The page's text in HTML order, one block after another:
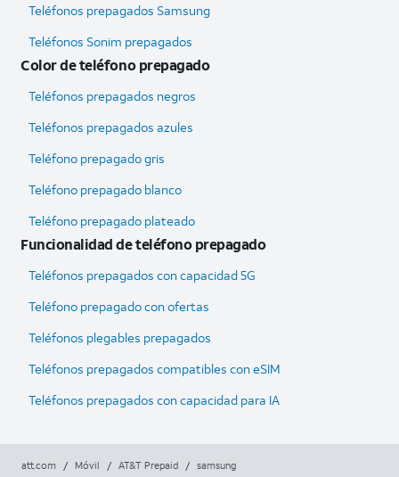
Teléfonos prepagados Samsung
Teléfonos Sonim prepagados
Color de teléfono prepagado
Teléfonos prepagados negros
Teléfonos prepagados azules
Teléfono prepagado gris
Teléfono prepagado blanco
Teléfono prepagado plateado
Funcionalidad de teléfono prepagado
Teléfonos prepagados con capacidad 5G
Teléfono prepagado con ofertas
Teléfonos plegables prepagados
Teléfonos prepagados compatibles con eSIM
Teléfonos prepagados con capacidad para IA
att.com / Móvil / AT&T Prepaid / samsung